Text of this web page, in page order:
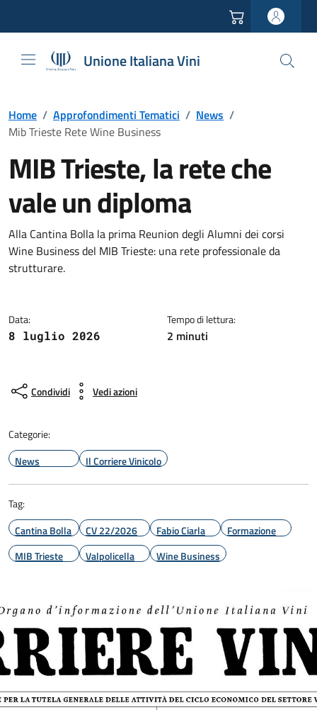
Unione Italiana Vini
Home / Approfondimenti Tematici / News /
Mib Trieste Rete Wine Business
MIB Trieste, la rete che
vale un diploma
Alla Cantina Bolla la prima Reunion degli Alumni dei corsi
Wine Business del MIB Trieste: una rete professionale da
strutturare.
Data:
8 luglio 2026
Tempo di lettura:
2 minuti
Condividi Vedi azioni
Categorie:
News
Il Corriere Vinicolo
Tag:
Cantina Bolla
CV 22/2026 Fabio Ciarla
Formazione
MIB Trieste
Valpolicella Wine Business